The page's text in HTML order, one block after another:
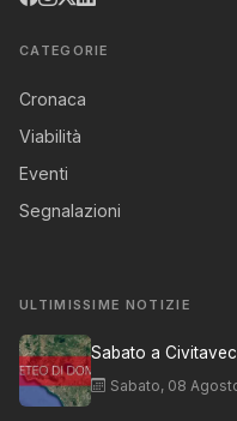
CATEGORIE
Cronaca
Viabilità
Eventi
Segnalazioni
ULTIMISSIME NOTIZIE
Sabato a
Sabato, 08